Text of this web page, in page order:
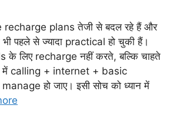
plans तेजी से बदल रहे हैं और
पहले से ज्यादा practical हो चुकी हैं।
के लिए recharge नहीं करते, बल्कि चाहते
में calling + internet + basic
हो जाए। इसी सोच को ध्यान में